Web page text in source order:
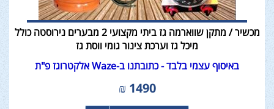
מכשיר / מתקן שווארמה גז ביתי מקצועי 2 מבערים נירוסטה כולל
מיכל גז וערכת צינור גומי ווסת גז
באיסוף עצמי בלבד - כתובתנו ב-Waze אלקטרוגז פ"ת
1490
₪